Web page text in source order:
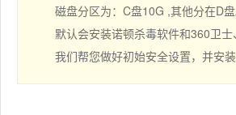
磁盘分区为：C盘10G ,其他分在D盘
默认会安装诺顿杀毒软件和360卫
我们帮您做好初始安全设置，并安